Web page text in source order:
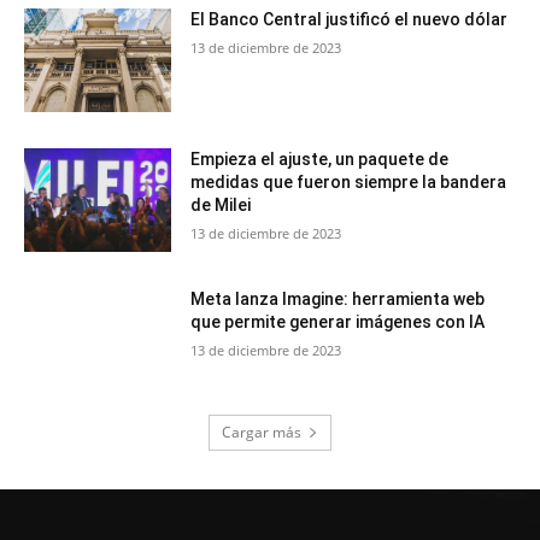
El Banco Central justificó el nuevo dólar
13 de diciembre de 2023
Empieza el ajuste, un paquete de
medidas que fueron siempre la bandera
de Milei
13 de diciembre de 2023
Meta lanza Imagine: herramienta web
que permite generar imágenes con IA
13 de diciembre de 2023
Cargar más